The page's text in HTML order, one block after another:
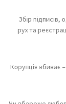
Збір підписів,
рух та
Корупція вбиває –